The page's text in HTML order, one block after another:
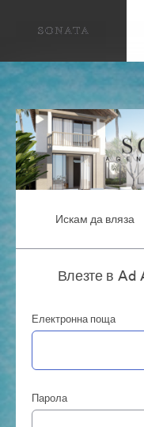
Искам да вляза
Влезте в Ad
Електронна поща
Парола